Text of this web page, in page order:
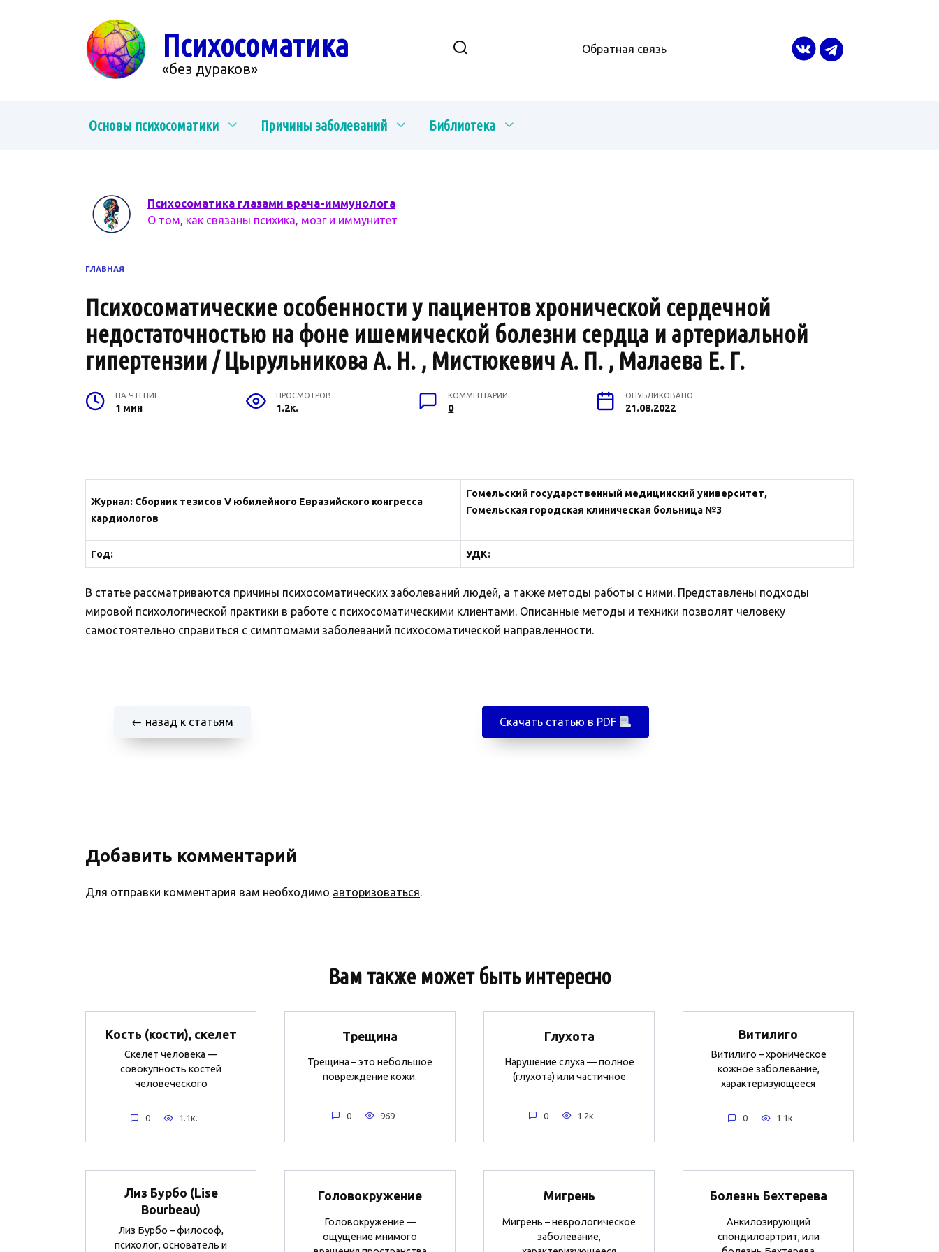
Психосоматика
«без дураков»
Обратная связь
Основы психосоматики Причины заболеваний Библиотека
Психосоматика глазами врача-иммунолога
О том, как связаны психика, мозг и иммунитет
ГЛАВНАЯ
Психосоматические особенности у пациентов хронической сердечной
недостаточностью на фоне ишемической болезни сердца и артериальной
гипертензии / Цырульникова А. Н. , Мистюкевич А. П. , Малаева Е. Г.
НА ЧТЕНИЕ
1 мин
ПРОСМОТРОВ
1.2к.
КОММЕНТАРИИ
0
ОПУБЛИКОВАНО
21.08.2022
Журнал: Сборник тезисов V юбилейного Евразийского конгресса
кардиологов
Гомельский государственный медицинский университет,
Гомельская городская клиническая больница №3
Год: УДК:
В статье рассматриваются причины психосоматических заболеваний людей, а также методы работы с ними. Представлены подходы
мировой психологической практики в работе с психосоматическими клиентами. Описанные методы и техники позволят человеку
самостоятельно справиться с симптомами заболеваний психосоматической направленности.
← назад к статьям Скачать статью в PDF
Добавить комментарий
Для отправки комментария вам необходимо авторизоваться.
Вам также может быть интересно
Кость (кости), скелет
Скелет человека —
совокупность костей
человеческого
0 1.1к.
Трещина
Трещина – это небольшое
повреждение кожи.
0 969
Глухота
Нарушение слуха — полное
(глухота) или частичное
0 1.2к.
Витилиго
Витилиго – хроническое
кожное заболевание,
характеризующееся
0 1.1к.
Лиз Бурбо (Lise
Bourbeau)
Лиз Бурбо – философ,
психолог, основатель и
Головокружение
Головокружение —
ощущение мнимого
Мигрень
Мигрень – неврологическое
заболевание,
Болезнь Бехтерева
Анкилозирующий
спондилоартрит, или